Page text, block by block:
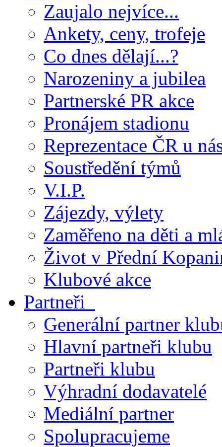
Zaujalo nejvíce...
Ankety, ceny, trofeje
Co dnes dělají...?
Narozeniny a jubilea
Partnerské PR akce
Pronájem stadionu
Reprezentace ČR u
Soustředění týmů
V.I.P.
Zájezdy, výlety
Zaměřeno na děti a
Život v Přední
Klubové akce
Partneři
Generální partner
Hlavní partneři klubu
Partneři klubu
Výhradní dodavatelé
Mediální partner
Spolupracujeme